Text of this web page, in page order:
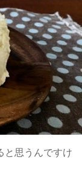
と思うんですけ